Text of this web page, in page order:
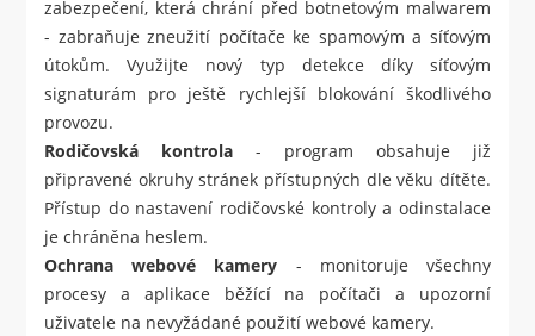
zabezpečení, která chrání před botnetovým malwarem
- zabraňuje zneužití počítače ke spamovým a síťovým
útokům. Využijte nový typ detekce díky síťovým
signaturám pro ještě rychlejší blokování škodlivého
provozu.
Rodičovská kontrola - program obsahuje již
připravené okruhy stránek přístupných dle věku dítěte.
Přístup do nastavení rodičovské kontroly a odinstalace
je chráněna heslem.
Ochrana webové kamery - monitoruje všechny
procesy a aplikace běžící na počítači a upozorní
uživatele na nevyžádané použití webové kamery.